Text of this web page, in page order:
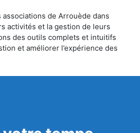
associations de Arrouède dans
activités et la gestion de leurs
des outils complets et intuitifs
et améliorer l’expérience des